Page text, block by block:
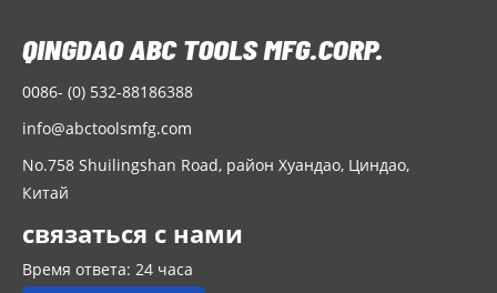
0086- (0) 532-88186388
info@abctoolsmfg.com
No.758 Shuilingshan Road, район Хуандао, Циндао,
Китай
связаться с нами
Время ответа: 24 часа